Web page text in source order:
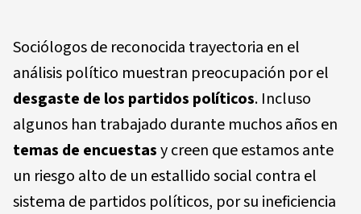
Sociólogos de reconocida trayectoria en el
análisis político muestran preocupación por el
desgaste de los partidos políticos. Incluso
algunos han trabajado durante muchos años en
temas de encuestasy creen que estamos ante
un riesgo alto de un estallido social contra el
sistema de partidos políticos, por su ineficiencia